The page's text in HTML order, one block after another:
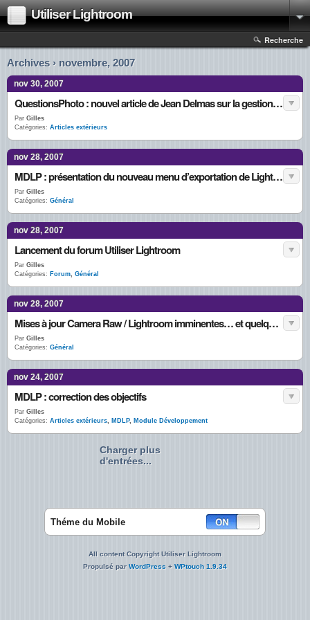
Utiliser Lightroom
Recherche
Archives › novembre, 2007
nov 30, 2007
QuestionsPhoto : nouvel article de Jean Delmas sur la gestion des couleurs de Lightroom
Par Gilles
Catégories: Articles extérieurs
nov 28, 2007
MDLP : présentation du nouveau menu d’exportation de Lightroom 1.3
Par Gilles
Catégories: Général
nov 28, 2007
Lancement du forum Utiliser Lightroom
Par Gilles
Catégories: Forum, Général
nov 28, 2007
Mises à jour Camera Raw / Lightroom imminentes… et quelques nouvelles
Par Gilles
Catégories: Général
nov 24, 2007
MDLP : correction des objectifs
Par Gilles
Catégories: Articles extérieurs, MDLP, Module Développement
Charger plus
d'entrées...
Théme du Mobile
All content Copyright Utiliser Lightroom
Propulsé parWordPress + WPtouch 1.9.34